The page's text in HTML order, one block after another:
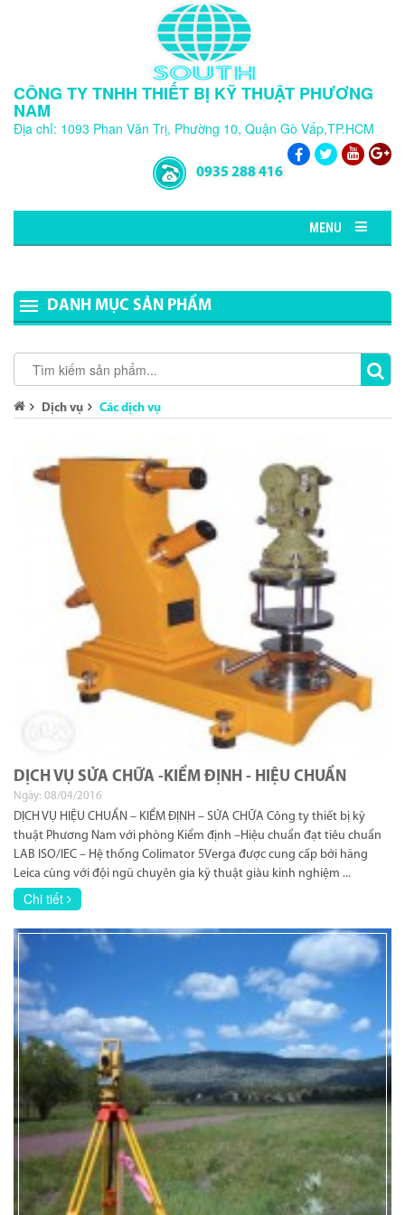
CÔNG TY TNHH THIẾT BỊ KỸ THUẬT PHƯƠNG
NAM
Địa chỉ: 1093 Phan Văn Trị, Phường 10, Quận Gò Vấp,TP.HCM
0935 288 416
MENU
DANH MỤC SẢN PHẨM
Dịch vụ Các dịch vụ
DỊCH VỤ SỬA CHỮA -KIỂM ĐỊNH - HIỆU CHUẨN
Ngày: 08/04/2016
DỊCH VỤ HIỆU CHUẨN – KIỂM ĐỊNH – SỬA CHỮA Công ty thiết bị kỹ
thuật Phương Nam với phòng Kiểm định –Hiệu chuẩn đạt tiêu chuẩn
LAB ISO/IEC – Hệ thống Colimator 5Verga được cung cấp bởi hãng
Leica cùng với đội ngũ chuyên gia kỹ thuật giàu kinh nghiệm ...
Chi tiết